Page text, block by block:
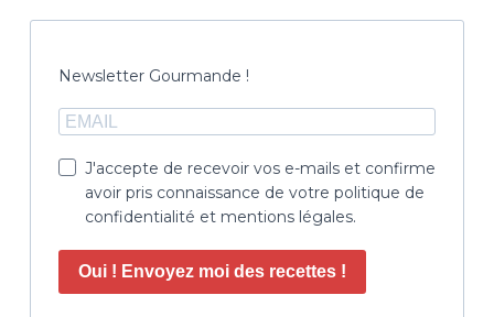
Newsletter Gourmande !
J'accepte de recevoir vos e-mails et confirme
avoir pris connaissance de votre politique de
confidentialité et mentions légales.
Oui ! Envoyez moi des recettes !